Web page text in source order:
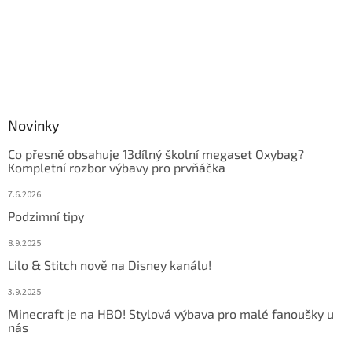
Novinky
Co přesně obsahuje 13dílný školní megaset Oxybag?
Kompletní rozbor výbavy pro prvňáčka
7.6.2026
Podzimní tipy
8.9.2025
Lilo & Stitch nově na Disney kanálu!
3.9.2025
Minecraft je na HBO! Stylová výbava pro malé fanoušky u
nás